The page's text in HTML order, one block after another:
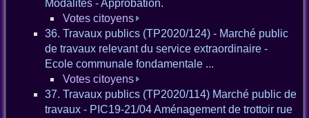
Modalités - Approbation.
Votes citoyens
36. Travaux publics (TP2020/124) - Marché public
de travaux relevant du service extraordinaire -
Ecole communale fondamentale ...
Votes citoyens
37. Travaux publics (TP2020/114) Marché public de
travaux - PIC19-21/04 Aménagement de trottoir rue